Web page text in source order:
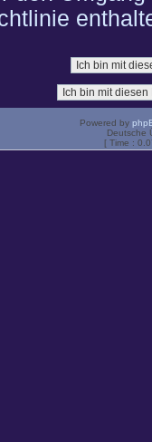
Powered by
Deutsche
[ Time :